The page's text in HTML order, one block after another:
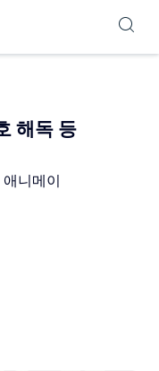
해독 등
니메이